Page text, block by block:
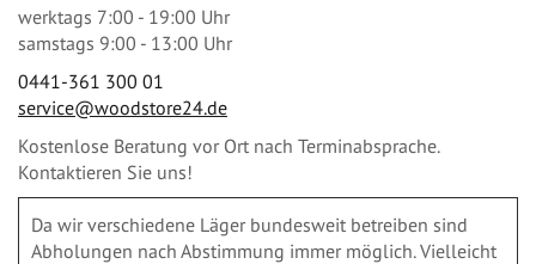
werktags 7:00 - 19:00 Uhr
samstags 9:00 - 13:00 Uhr
0441-361 300 01
service@woodstore24.de
Kostenlose Beratung vor Ort nach Terminabsprache.
Kontaktieren Sie uns!
Da wir verschiedene Läger bundesweit betreiben sind
Abholungen nach Abstimmung immer möglich. Vielleicht